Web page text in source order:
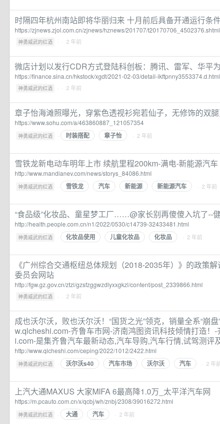
时隔四年杭州南站即将华丽归来 十月前后具备开通运行条
https://zjnews.zjol.com.cn/zjnews/hznews/201707/t20170706_4502376.shtml
神勇威武的红酒 · · 2 年前
微店计划以发行CDR方式登陆科创板：腾讯、雷军、华平
https://finance.sina.cn/hkstock/xgdt/2021-02-03/detail-ikftpnny3553374.d.html
神勇威武的红酒 · · 2 年前
章子怡海滩照曝光，穿紫色透视衫宛若仙子，无修饰的双
https://www.sohu.com/a/463860887_121057354
神勇威武的红酒 · 时装搭配 章子怡 · 2 年前
雪铁龙新电动车明年上市 续航里程200km-满电-新能源汽车
http://www.mandianev.com/news/storys_84086.html
神勇威武的红酒 · 雪铁龙 汽车 新能源 新能源汽车 · 2 年前
“食品级”化妆品、童星梦工厂……@家长别再傻傻入坑了--
http://health.people.com.cn/n1/2022/0530/c14739-32433481.html
神勇威武的红酒 · 化妆品使用 儿童化妆品 化妆品 · 2 年前
《广州综合交通枢纽总体规划（2018-2035年）》的政策
委员会网站
http://fgw.gz.gov.cn/ztzl/gzsfzggwzdlyxxgkzl/content/post_2339866.html
神勇威武的红酒 · · 2 年前
成也沃尔沃，败也沃尔沃！“国货之光”领克，销量全系“崩
w.qlcheshi.com-齐鲁车市网-济南鸿图资讯科技倾情打造！
i.com-是集齐鲁汽车最新动态,汽车导购,汽车行情,试驾测评
http://www.qlcheshi.com/ceping/2022/1012/2422.html
神勇威武的红酒 · 沃尔沃s40 汽车市场 沃尔沃 汽车 · 2 年
上汽大通MAXUS 大家MIFA 6最高降1.0万_太平洋汽车网
https://m.pcauto.com.cn/x/qcbj/wh/znbj/2308/39016272.html
神勇威武的红酒 · 大通 汽车 · 2 年前